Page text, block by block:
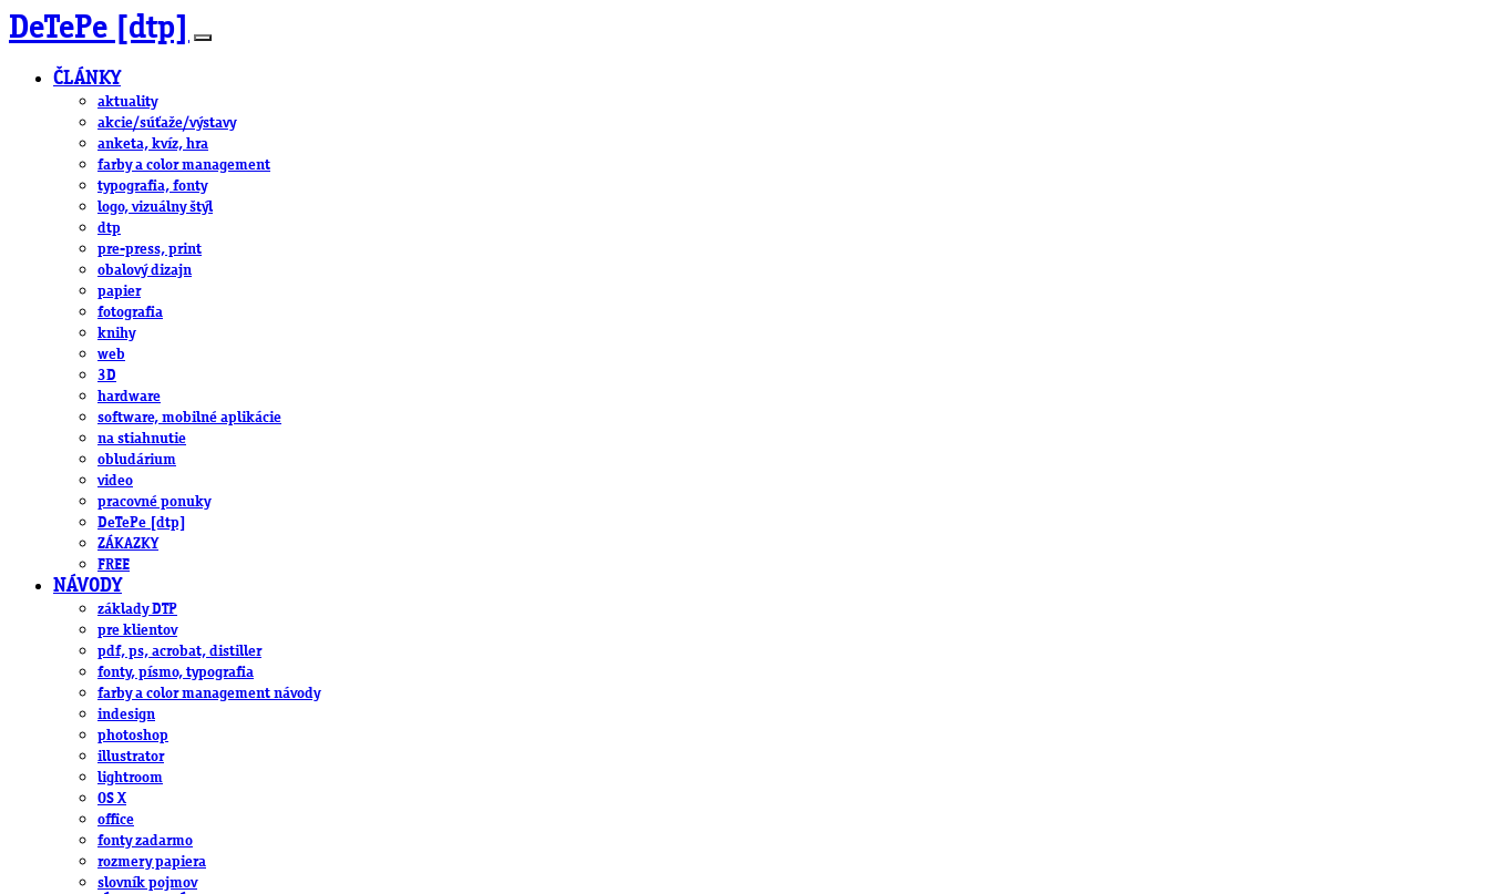
DeTePe [dtp]
ČLÁNKY
aktuality
akcie/súťaže/výstavy
anketa, kvíz, hra
farby a color management
typografia, fonty
logo, vizuálny štýl
dtp
pre-press, print
obalový dizajn
papier
fotografia
knihy
web
3D
hardware
software, mobilné aplikácie
na stiahnutie
obludárium
video
pracovné ponuky
DeTePe [dtp]
ZÁKAZKY
FREE
NÁVODY
základy DTP
pre klientov
pdf, ps, acrobat, distiller
fonty, písmo, typografia
farby a color management návody
indesign
photoshop
illustrator
lightroom
OS X
office
fonty zadarmo
rozmery papiera
slovník pojmov